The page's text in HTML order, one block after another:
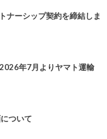
ナーシップ契約を締結しま
年7月よりヤマト運輸
ついて